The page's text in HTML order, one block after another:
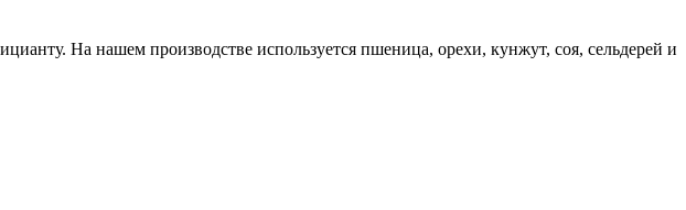
На нашем производстве используется пшеница, орехи, кунжут, соя, сельдерей и